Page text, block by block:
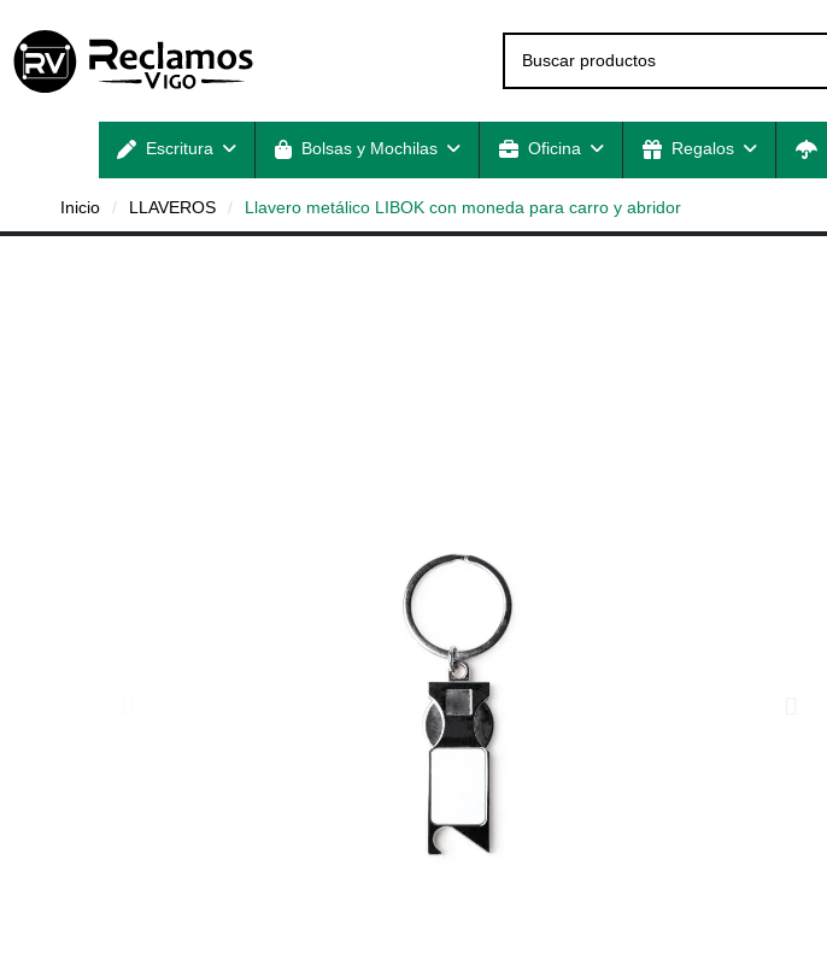
Escritura Bolsas y Mochilas Oficina Regalos
Inicio LLAVEROS Llavero metálico LIBOK con moneda para carro y abridor